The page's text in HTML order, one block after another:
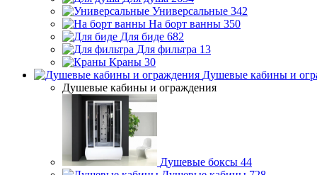
Универсальные 342
На борт ванны 350
Для биде 682
Для фильтра 13
Краны 30
Душевые кабины и
Душевые кабины и ограждения
Душевые боксы 44